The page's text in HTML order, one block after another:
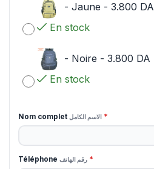
- Jaune - 3.800 DA
En stock
- Noire - 3.800 DA
En stock
Nom complet الاسم الكامل *
Téléphone رقم الهاتف *